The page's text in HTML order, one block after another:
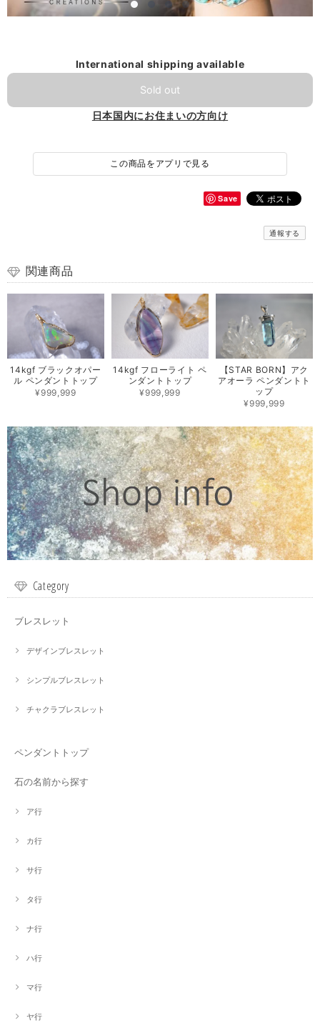
International shipping available
Sold out
日本国内にお住まいの方向け
この商品をアプリで見る
Save
通報する
関連商品
14kgf ブラックオパー
ル ペンダントトップ
¥999,999
14kgf フローライト ペ
ンダントトップ
¥999,999
【STAR BORN】アク
アオーラ ペンダントト
ップ
¥999,999
Category
ブレスレット
デザインブレスレット
シンプルブレスレット
チャクラブレスレット
ペンダントトップ
石の名前から探す
ア行
カ行
サ行
タ行
ナ行
ハ行
マ行
ヤ行